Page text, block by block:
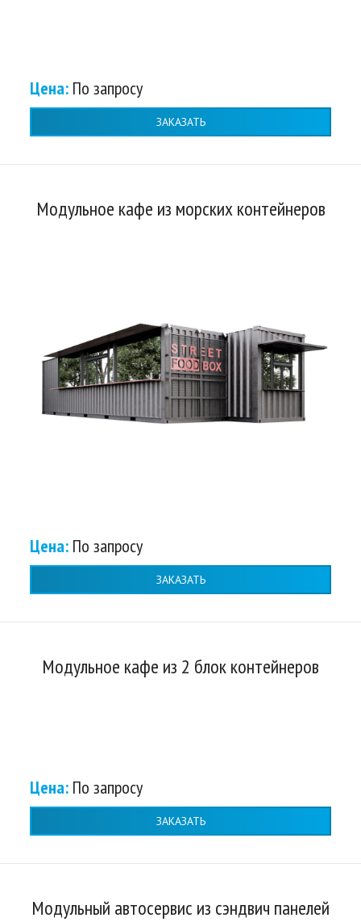
Цена: По запросу
ЗАКАЗАТЬ
Модульное кафе из морских контейнеров
Цена: По запросу
ЗАКАЗАТЬ
Модульное кафе из 2 блок контейнеров
Цена: По запросу
ЗАКАЗАТЬ
Модульный автосервис из сэндвич панелей